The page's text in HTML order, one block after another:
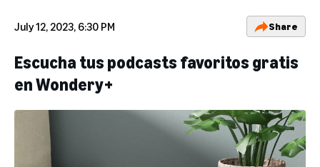
July 12, 2023, 6:30 PM Share
Escucha tus podcasts favoritos gratis
en Wondery+